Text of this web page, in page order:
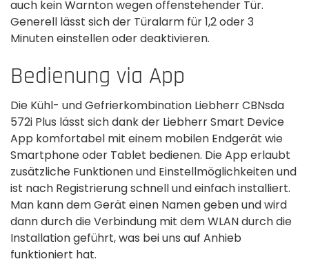
auch kein Warnton wegen offenstehender Tür.
Generell lässt sich der Türalarm für 1,2 oder 3
Minuten einstellen oder deaktivieren.
Bedienung via App
Die Kühl- und Gefrierkombination Liebherr CBNsda
572i Plus lässt sich dank der Liebherr Smart Device
App komfortabel mit einem mobilen Endgerät wie
Smartphone oder Tablet bedienen. Die App erlaubt
zusätzliche Funktionen und Einstellmöglichkeiten und
ist nach Registrierung schnell und einfach installiert.
Man kann dem Gerät einen Namen geben und wird
dann durch die Verbindung mit dem WLAN durch die
Installation geführt, was bei uns auf Anhieb
funktioniert hat.